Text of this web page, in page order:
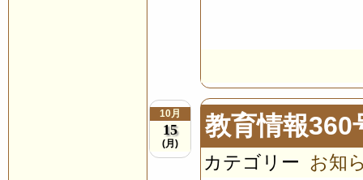
10月
15
(月)
教育情報360
カテゴリー お知